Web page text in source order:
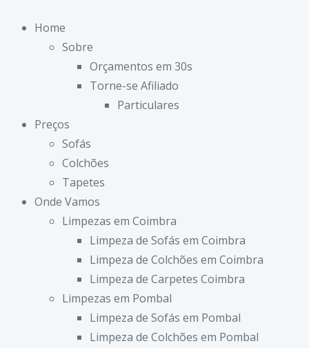
Home
Sobre
Orçamentos em 30s
Torne-se Afiliado
Particulares
Preços
Sofás
Colchões
Tapetes
Onde Vamos
Limpezas em Coimbra
Limpeza de Sofás em Coimbra
Limpeza de Colchões em Coimbra
Limpeza de Carpetes Coimbra
Limpezas em Pombal
Limpeza de Sofás em Pombal
Limpeza de Colchões em Pombal